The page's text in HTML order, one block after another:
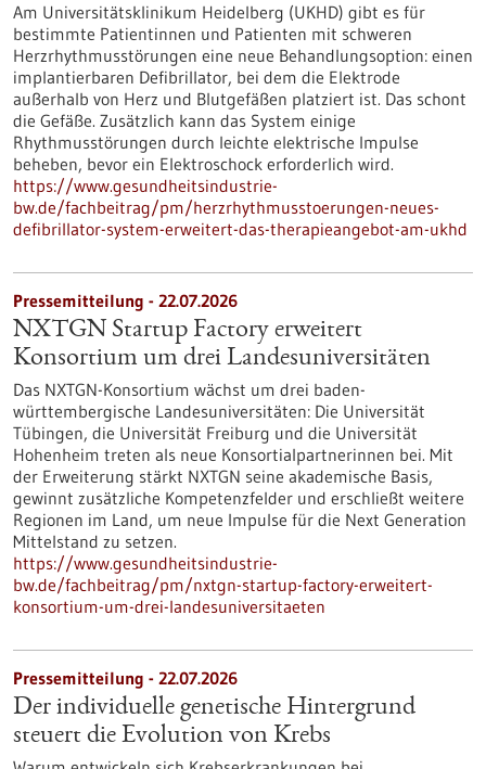
Am Universitätsklinikum Heidelberg (UKHD) gibt es für
bestimmte Patientinnen und Patienten mit schweren
Herzrhythmusstörungen eine neue Behandlungsoption: einen
implantierbaren Defibrillator, bei dem die Elektrode
außerhalb von Herz und Blutgefäßen platziert ist. Das schont
die Gefäße. Zusätzlich kann das System einige
Rhythmusstörungen durch leichte elektrische Impulse
beheben, bevor ein Elektroschock erforderlich wird.
https://www.gesundheitsindustrie-
bw.de/fachbeitrag/pm/herzrhythmusstoerungen-neues-
defibrillator-system-erweitert-das-therapieangebot-am-ukhd
Pressemitteilung - 22.07.2026
NXTGN Startup Factory erweitert
Konsortium um drei Landesuniversitäten
Das NXTGN-Konsortium wächst um drei baden-
württembergische Landesuniversitäten: Die Universität
Tübingen, die Universität Freiburg und die Universität
Hohenheim treten als neue Konsortialpartnerinnen bei. Mit
der Erweiterung stärkt NXTGN seine akademische Basis,
gewinnt zusätzliche Kompetenzfelder und erschließt weitere
Regionen im Land, um neue Impulse für die Next Generation
Mittelstand zu setzen.
https://www.gesundheitsindustrie-
bw.de/fachbeitrag/pm/nxtgn-startup-factory-erweitert-
konsortium-um-drei-landesuniversitaeten
Pressemitteilung - 22.07.2026
Der individuelle genetische Hintergrund
steuert die Evolution von Krebs